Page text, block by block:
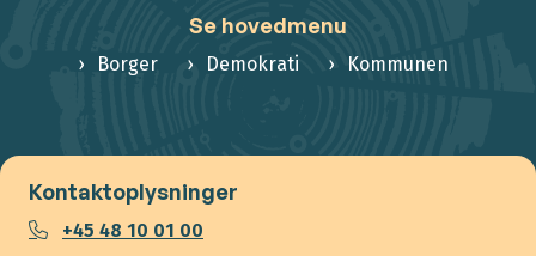
Se hovedmenu
Borger Demokrati Kommunen
Kontaktoplysninger
+45 48 10 01 00